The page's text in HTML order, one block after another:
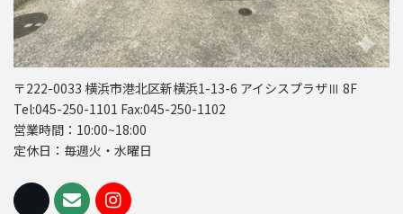
〒222-0033 横浜市港北区新横浜1-13-6 アイシスプラザⅢ 8F
Tel:045-250-1101 Fax:045-250-1102
営業時間：10:00~18:00
定休日：毎週火・水曜日